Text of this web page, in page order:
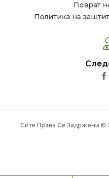
Поврат
Политика на
Сите Права Се Задржени ©